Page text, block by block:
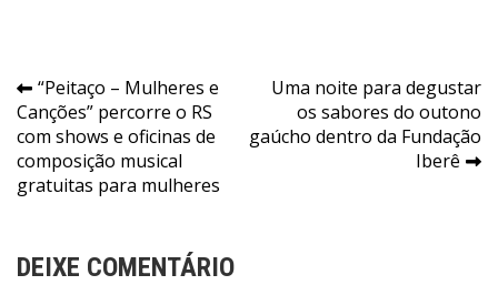
Navegação
de
Post
“Peitaço – Mulheres e
Canções” percorre o RS
com shows e oficinas de
composição musical
gratuitas para mulheres
Uma noite para degustar
os sabores do outono
gaúcho dentro da Fundação
Iberê
DEIXE COMENTÁRIO